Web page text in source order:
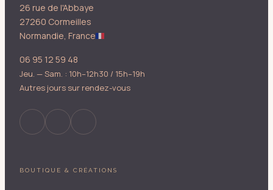
26 rue de l'Abbaye
27260 Cormeilles
Normandie, France
06 95 12 59 48
Jeu. — Sam. : 10h–12h30 / 15h–19h
Autres jours sur rendez-vous
BOUTIQUE & CRÉATIONS